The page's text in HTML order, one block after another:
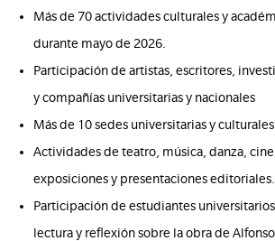
Más de 70 actividades culturales y
durante mayo de 2026.
Participación de artistas, escritores,
y compañías universitarias y nacionales
Más de 10 sedes universitarias y culturales
Actividades de teatro, música, danza,
exposiciones y presentaciones editoriales.
Participación de estudiantes
lectura y reflexión sobre la obra de Alfonso